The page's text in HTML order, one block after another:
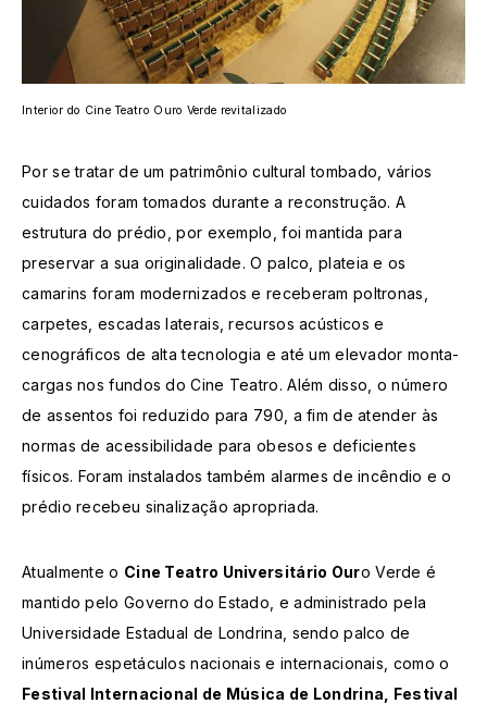
Interior do Cine Teatro Ouro Verde revitalizado
Por se tratar de um patrimônio cultural tombado, vários
cuidados foram tomados durante a reconstrução. A
estrutura do prédio, por exemplo, foi mantida para
preservar a sua originalidade. O palco, plateia e os
camarins foram modernizados e receberam poltronas,
carpetes, escadas laterais, recursos acústicos e
cenográficos de alta tecnologia e até um elevador monta-
cargas nos fundos do Cine Teatro. Além disso, o número
de assentos foi reduzido para 790, a fim de atender às
normas de acessibilidade para obesos e deficientes
físicos. Foram instalados também alarmes de incêndio e o
prédio recebeu sinalização apropriada.
Atualmente o Cine Teatro Universitário Ouro Verde é
mantido pelo Governo do Estado, e administrado pela
Universidade Estadual de Londrina, sendo palco de
inúmeros espetáculos nacionais e internacionais, como o
Festival Internacional de Música de Londrina, Festival